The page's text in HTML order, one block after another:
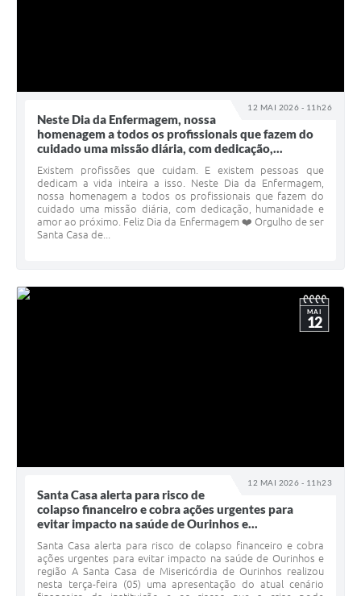
12 MAI 2026 - 11h26
Neste Dia da Enfermagem, nossa
homenagem a todos os profissionais que fazem do
cuidado uma missão diária, com dedicação,...
Existem profissões que cuidam. E existem pessoas que
dedicam a vida inteira a isso. Neste Dia da Enfermagem,
nossa homenagem a todos os profissionais que fazem do
cuidado uma missão diária, com dedicação, humanidade e
amor ao próximo. Feliz Dia da Enfermagem ❤️ Orgulho de ser
Santa Casa de...
12 MAI 2026 - 11h23
MAI
12
Santa Casa alerta para risco de
colapso financeiro e cobra ações urgentes para
evitar impacto na saúde de Ourinhos e...
Santa Casa alerta para risco de colapso financeiro e cobra
ações urgentes para evitar impacto na saúde de Ourinhos e
região A Santa Casa de Misericórdia de Ourinhos realizou
nesta terça-feira (05) uma apresentação do atual cenário